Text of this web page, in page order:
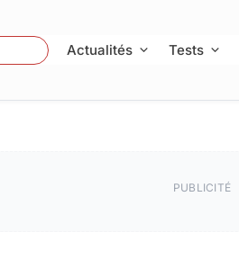
Actualités Tests
PUBLICITÉ